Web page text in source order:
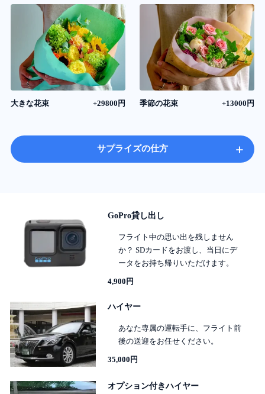
大きな花束 +29800円 季節の花束 +13000円
サプライズの仕方 +
GoPro貸し出し
フライト中の思い出を残しません
か？ SDカードをお渡し、当日にデ
ータをお持ち帰りいただけます。
4,900円
ハイヤー
あなた専属の運転手に、フライト前
後の送迎をお任せください。
35,000円
オプション付きハイヤー